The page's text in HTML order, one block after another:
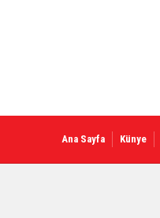
Ana Sayfa Künye